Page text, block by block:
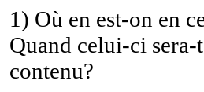
1) Où en est-on en
Quand celui-ci
contenu?